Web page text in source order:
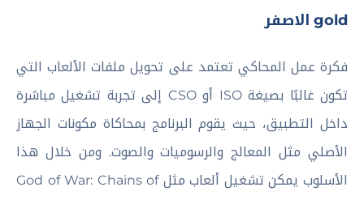
gold الاصفر
فكرة عمل المحاكي تعتمد على تحويل ملفات الألعاب التي
تكون غالبًا بصيغة ISO أو CSO إلى تجربة تشغيل مباشرة
داخل التطبيق، حيث يقوم البرنامج بمحاكاة مكونات الجهاز
الأصلي مثل المعالج والرسوميات والصوت. ومن خلال هذا
الأسلوب يمكن تشغيل ألعاب مثل God of War: Chains of